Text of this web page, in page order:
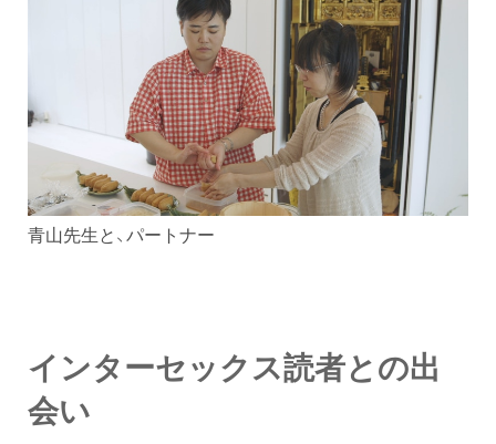
青山先生と、パートナー
インターセックス読者との出
会い